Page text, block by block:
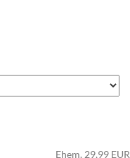
Ehem. 29,99 EUR